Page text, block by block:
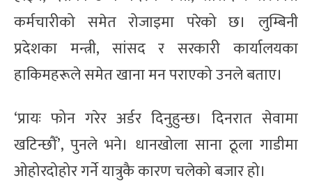
कर्मचारीको समेत रोजाइमा परेको छ। लुम्बिनी
प्रदेशका मन्त्री, सांसद र सरकारी कार्यालयका
हाकिमहरूले समेत खाना मन पराएको उनले बताए।
‘प्रायः फोन गरेर अर्डर दिनुहुन्छ। दिनरात सेवामा
खटिन्छौँ’, पुनले भने। धानखोला साना ठूला गाडीमा
ओहोरदोहोर गर्ने यात्रुकै कारण चलेको बजार हो।